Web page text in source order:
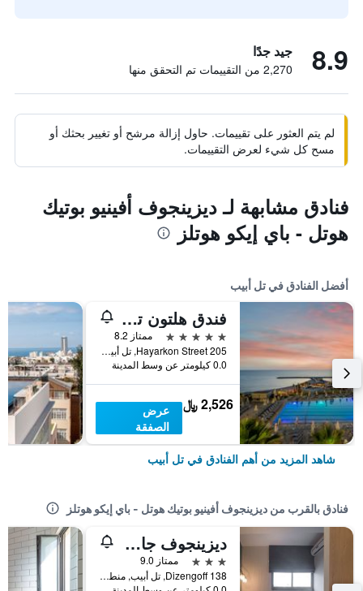
8.9 جيد جدًا
2,270 من التقييمات تم التحقق منها
لم يتم العثور على تقييمات. حاول إزالة مرشح أو تغيير بحثك أو
مسح كل شيء لعرض التقييمات.
فنادق مشابهة لـ ديزينجوف أفينيو بوتيك
هوتل - باي إيكو هوتلز
أفضل الفنادق في تل أبيب
فندق هلتون تل أبيب
5 نجوم
ممتاز 8.2
205 Hayarkon Street, تل أبيب, منطقة متروبوليتان تل أبيب, اسرائيل
0.0 كيلومتر عن وسط المدينة
2,526 ﷼
عرض
الصفقة
شاهد المزيد من أهم الفنادق في تل أبيب
فنادق بالقرب من ديزينجوف أفينيو بوتيك هوتل - باي إيكو هوتلز
ديزينجوف جاردن هوتل - باي إيكو هوتلز
3 نجوم
ممتاز 9.0
138 Dizengoff, تل أبيب, منطقة متروبوليتان تل أبيب, اسرائيل